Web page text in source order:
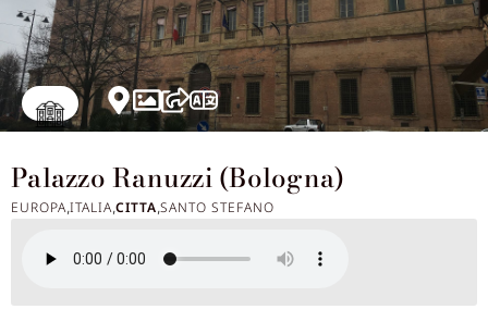
Palazzo Ranuzzi (Bologna)
EUROPA,ITALIA,CITTA,SANTO STEFANO